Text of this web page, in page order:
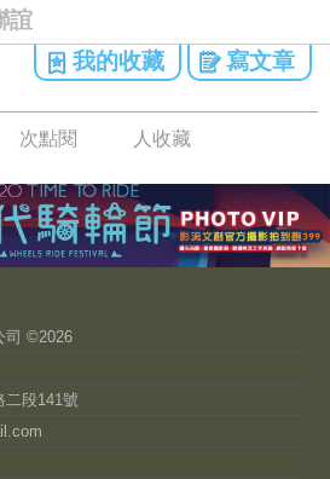
誼
我的收藏
寫文章
次點閱 人收藏
司 ©2026
二段141號